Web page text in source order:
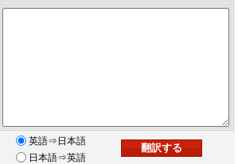
英語⇒日本語
日本語⇒英語